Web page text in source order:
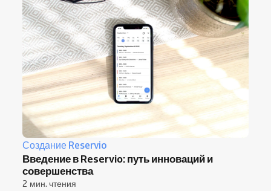
Создание Reservio
Введение в Reservio: путь инноваций и
совершенства
2 мин. чтения